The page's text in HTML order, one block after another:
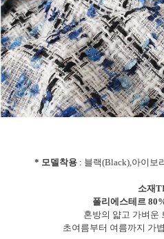
* 모델착용 : 블랙(Black),아이보
소재
폴리에스테르
혼방의 얇고 가벼운
초여름부터 여름까지 가